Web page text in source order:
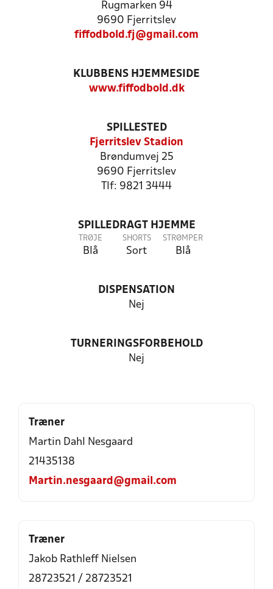
Rugmarken 94
9690 Fjerritslev
fiffodbold.fj@gmail.com
KLUBBENS HJEMMESIDE
www.fiffodbold.dk
SPILLESTED
Fjerritslev Stadion
Brøndumvej 25
9690 Fjerritslev
Tlf: 9821 3444
SPILLEDRAGT HJEMME
TRØJE
Blå
SHORTS
Sort
STRØMPER
Blå
DISPENSATION
Nej
TURNERINGSFORBEHOLD
Nej
Træner
Martin Dahl Nesgaard
21435138
Martin.nesgaard@gmail.com
Træner
Jakob Rathleff Nielsen
28723521 / 28723521